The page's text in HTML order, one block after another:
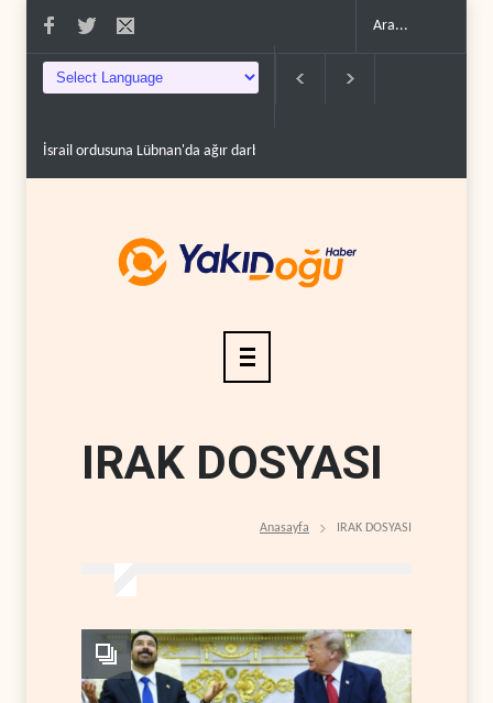
Maariv: Hizbullah oyunun kurallarını değiştiriyor..
IRAK DOSYASI
Anasayfa IRAK DOSYASI